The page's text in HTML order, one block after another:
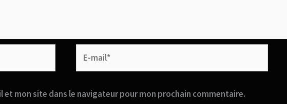
mail*
et mon site dans le navigateur pour mon prochain commentaire.